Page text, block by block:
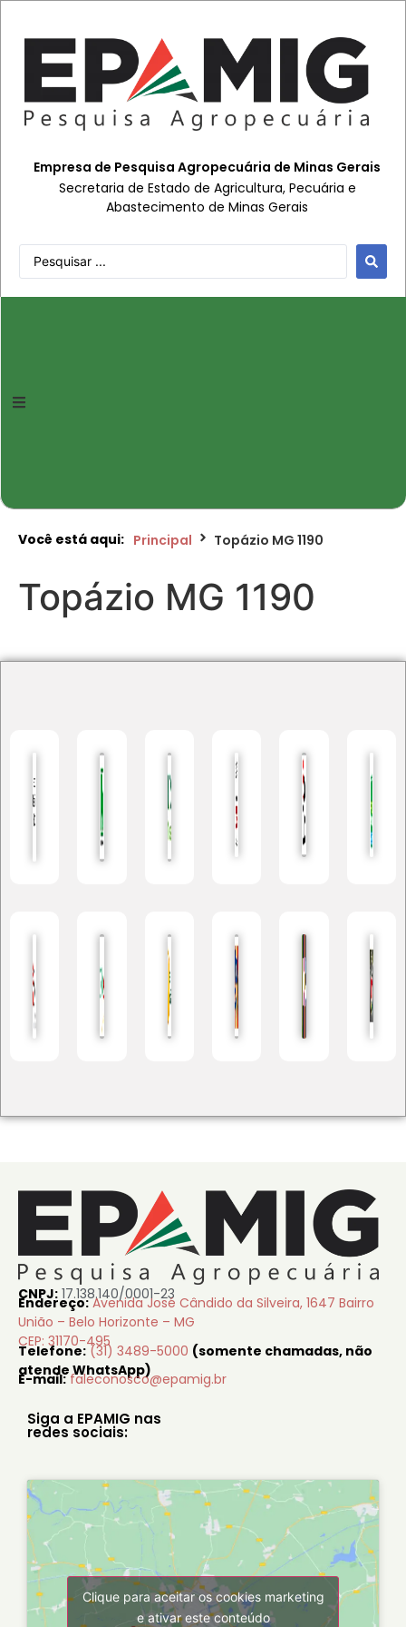
Empresa de Pesquisa Agropecuária de Minas Gerais
Secretaria de Estado de Agricultura, Pecuária e
Abastecimento de Minas Gerais
Você está aqui: Principal Topázio MG 1190
Topázio MG 1190
CNPJ: 17.138.140/0001-23
Endereço: Avenida José Cândido da Silveira, 1647 Bairro
União – Belo Horizonte – MG
CEP: 31170-495
Telefone: (31) 3489-5000 (somente chamadas, não
atende WhatsApp)
E-mail: faleconosco@epamig.br
Siga a EPAMIG nas
redes sociais:
Clique para aceitar os cookies marketing
e ativar este conteúdo